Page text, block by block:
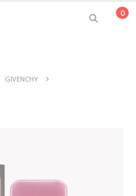
0
GIVENCHY